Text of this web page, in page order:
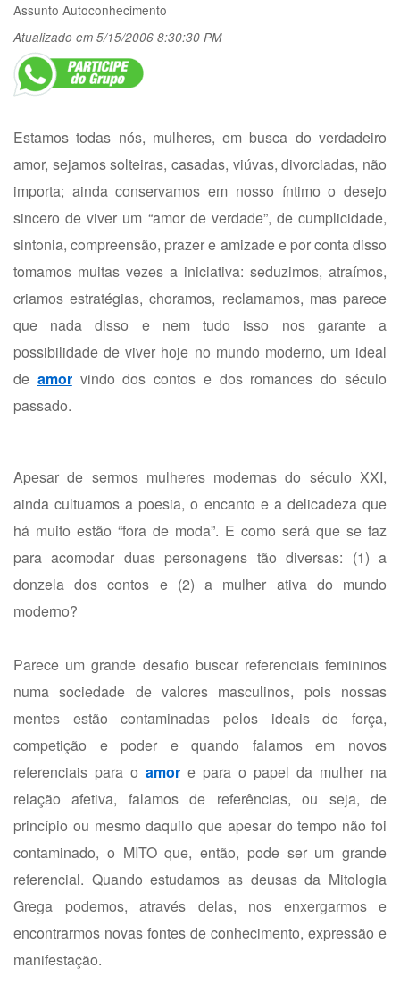
Assunto Autoconhecimento
Atualizado em 5/15/2006 8:30:30 PM
Estamos todas nós, mulheres, em busca do verdadeiro
amor, sejamos solteiras, casadas, viúvas, divorciadas, não
importa; ainda conservamos em nosso íntimo o desejo
sincero de viver um “amor de verdade”, de cumplicidade,
sintonia, compreensão, prazer e amizade e por conta disso
tomamos muitas vezes a iniciativa: seduzimos, atraímos,
criamos estratégias, choramos, reclamamos, mas parece
que nada disso e nem tudo isso nos garante a
possibilidade de viver hoje no mundo moderno, um ideal
de amorvindo dos contos e dos romances do século
passado.
Apesar de sermos mulheres modernas do século XXI,
ainda cultuamos a poesia, o encanto e a delicadeza que
há muito estão “fora de moda”. E como será que se faz
para acomodar duas personagens tão diversas: (1) a
donzela dos contos e (2) a mulher ativa do mundo
moderno?
Parece um grande desafio buscar referenciais femininos
numa sociedade de valores masculinos, pois nossas
mentes estão contaminadas pelos ideais de força,
competição e poder e quando falamos em novos
referenciais para o amor e para o papel da mulher na
relação afetiva, falamos de referências, ou seja, de
princípio ou mesmo daquilo que apesar do tempo não foi
contaminado, o MITO que, então, pode ser um grande
referencial. Quando estudamos as deusas da Mitologia
Grega podemos, através delas, nos enxergarmos e
encontrarmos novas fontes de conhecimento, expressão e
manifestação.